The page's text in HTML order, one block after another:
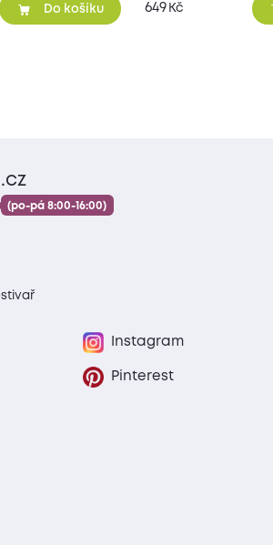
Do košíku 649 Kč
(po-pá 8:00-16:00)
Instagram
Pinterest